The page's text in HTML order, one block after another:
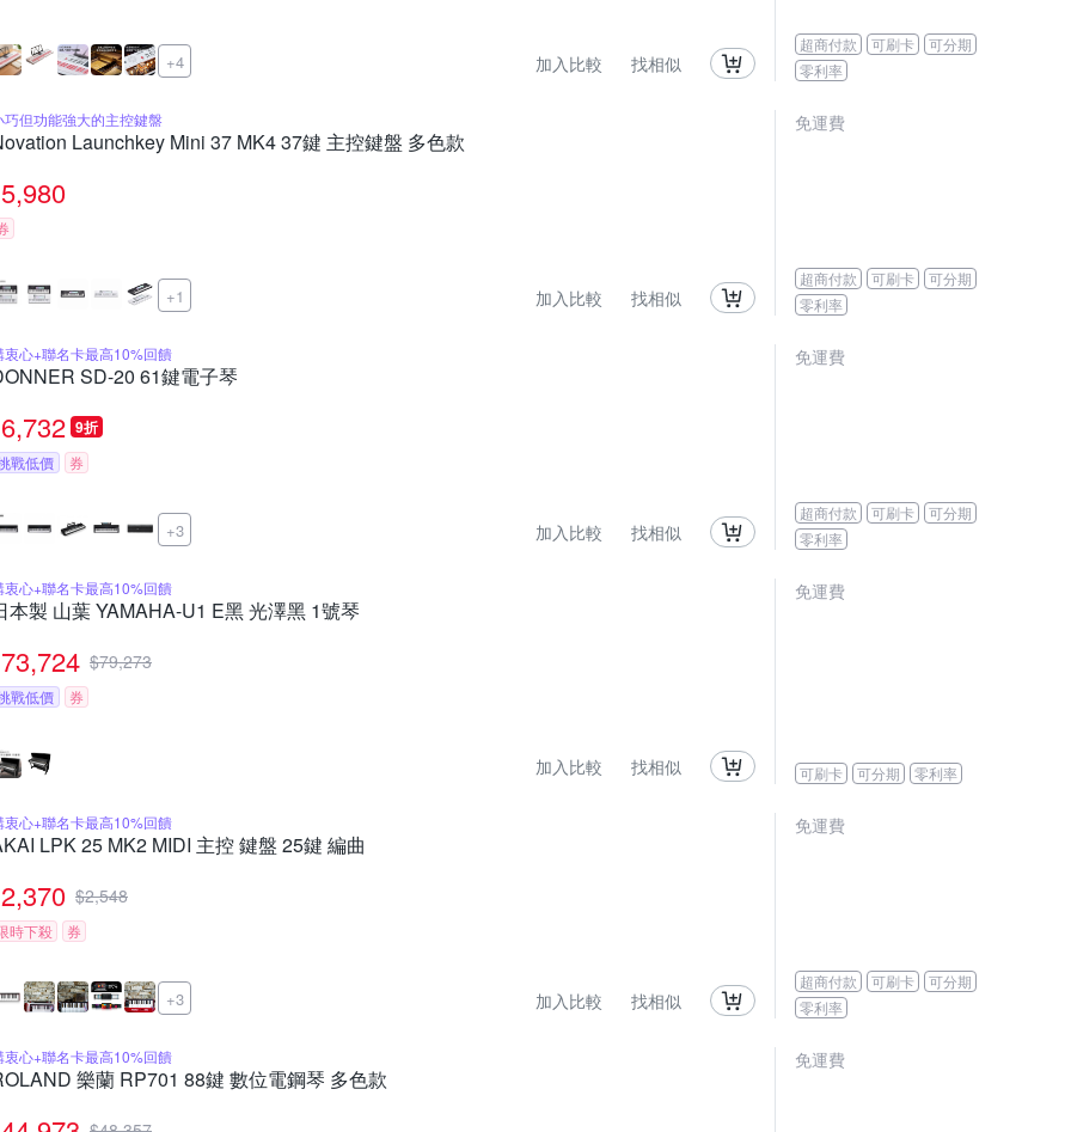
+4 加入比較 找相似
超商付款 可刷卡
可分期
零利率
巧但功能強大的主控鍵盤
Launchkey Mini 37 MK4 37鍵 主控鍵盤 多色款
5,980
+1 加入比較 找相似
免運費
超商付款 可刷卡
可分期
零利率
衷心+聯名卡最高10%回饋
SD-20 61鍵電子琴
6,732 9折
戰低價 券
+3 加入比較 找相似
免運費
超商付款 可刷卡
可分期
零利率
衷心+聯名卡最高10%回饋
本製 山葉 YAMAHA-U1 E黑 光澤黑 1號琴
73,724 $79,273
戰低價 券
加入比較 找相似
免運費
可刷卡 可分期 零利率
衷心+聯名卡最高10%回饋
LPK 25 MK2 MIDI 主控 鍵盤 25鍵 編曲
2,370 $2,548
時下殺 券
+3 加入比較 找相似
免運費
超商付款 可刷卡
可分期
零利率
衷心+聯名卡最高10%回饋
樂蘭 RP701 88鍵 數位電鋼琴 多色款
免運費